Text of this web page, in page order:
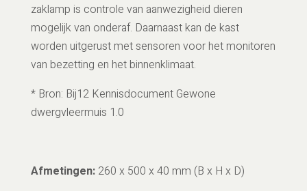
zaklamp is controle van aanwezigheid dieren
mogelijk van onderaf. Daarnaast kan de kast
worden uitgerust met sensoren voor het monitoren
van bezetting en het binnenklimaat.
* Bron: Bij12 Kennisdocument Gewone
dwergvleermuis 1.0
Afmetingen:260 x 500 x 40 mm (B x H x D)